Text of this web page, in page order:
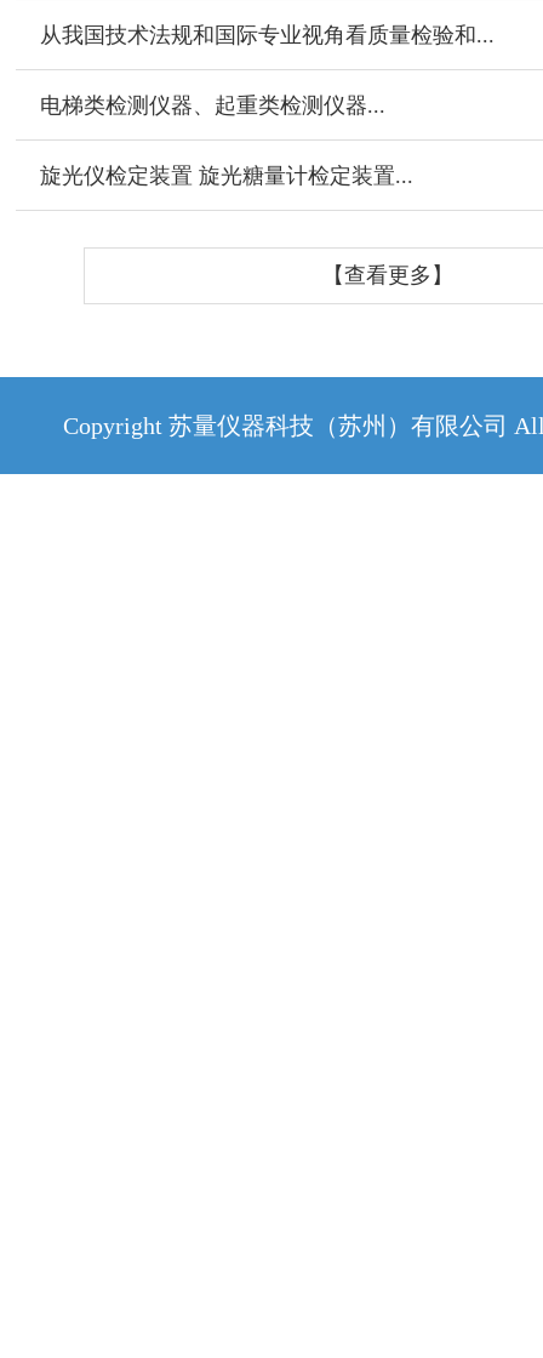
从我国技术法规和国际专业视角看质量检验和...
电梯类检测仪器、起重类检测仪器...
旋光仪检定装置 旋光糖量计检定装置...
【查看更多】
Copyright 苏量仪器科技（苏州）有限公司 All